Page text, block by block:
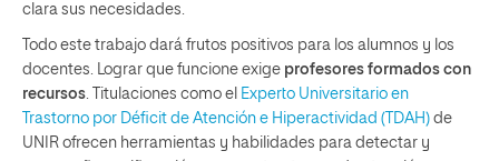
clara sus necesidades.
Todo este trabajo dará frutos positivos para los alumnos y los
docentes. Lograr que funcione exige profesores formados con
recursos . Titulaciones como el Experto Universitario en
Trastorno por Déficit de Atención e Hiperactividad (TDAH) de
UNIR ofrecen herramientas y habilidades para detectar y